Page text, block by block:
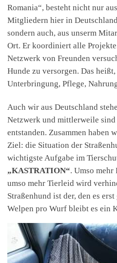
Romania“, besteht nicht nur
Mitgliedern hier in
sondern auch, aus unserm
Ort. Er koordiniert alle
Netzwerk von Freunden
Hunde zu versorgen. Das
Unterbringung, Pflege,
Auch wir aus Deutschland
Netzwerk und mittlerweile sind
entstanden. Zusammen haben
Ziel: die Situation der
wichtigste Aufgabe im
„KASTRATION“. Umso mehr
umso mehr Tierleid wird
Straßenhund ist der, den es
Welpen pro Wurf bleibt es ein